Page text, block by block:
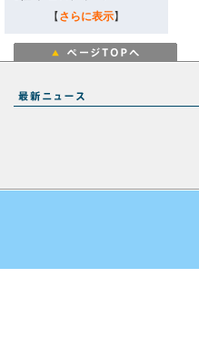
【 さらに表示】